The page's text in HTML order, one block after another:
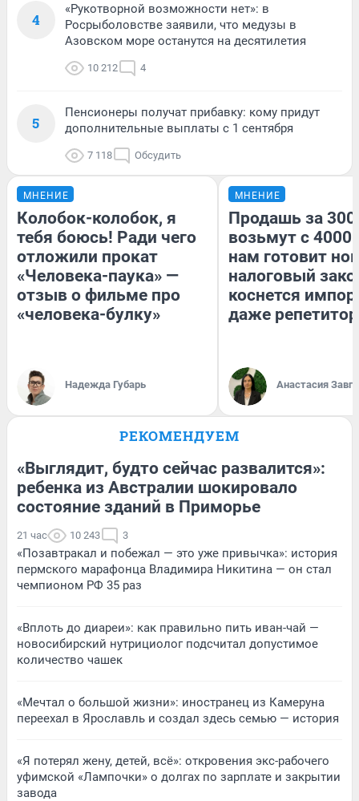
4
«Рукотворной возможности нет»: в
Росрыболовстве заявили, что медузы в
Азовском море останутся на десятилетия
10 212 4
5
Пенсионеры получат прибавку: кому придут
дополнительные выплаты с 1 сентября
7 118 Обсудить
МНЕНИЕ
Колобок-колобок, я
тебя боюсь! Ради чего
отложили прокат
«Человека-паука» —
отзыв о фильме про
«человека-булку»
Надежда Губарь
МНЕНИЕ
Продашь за
возьмут с
нам готовит
налоговый
коснется
даже
Анастасия
РЕКОМЕНДУЕМ
«Выглядит, будто сейчас развалится»:
ребенка из Австралии шокировало
состояние зданий в Приморье
21 час 10 243 3
«Позавтракал и побежал — это уже привычка»: история
пермского марафонца Владимира Никитина — он стал
чемпионом РФ 35 раз
«Вплоть до диареи»: как правильно пить иван-чай —
новосибирский нутрициолог подсчитал допустимое
количество чашек
«Мечтал о большой жизни»: иностранец из Камеруна
переехал в Ярославль и создал здесь семью — история
«Я потерял жену, детей, всё»: откровения экс-рабочего
уфимской «Лампочки» о долгах по зарплате и закрытии
завода